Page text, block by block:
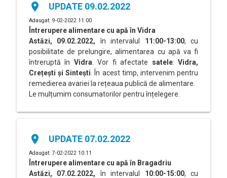
place UPDATE 09.02.2022
Adaugat: 9-02-2022 11:00
Întrerupere alimentare cu apă în Vidra
Astăzi, 09.02.2022, în intervalul 11:00-13:00, cu
posibilitate de prelungire, alimentarea cu apă va fi
întreruptă în Vidra . Vor fi afectate satele:Vidra,
Crețești și Sintești . În acest timp, intervenim pentru
remedierea avariei la rețeaua publică de alimentare.
Le mulțumim consumatorilor pentru înțelegere.
place UPDATE 07.02.2022
Adaugat: 7-02-2022 10:11
Întrerupere alimentare cu apă în Bragadriu
Astăzi, 07.02.2022, în intervalul 10:00-15:00, cu